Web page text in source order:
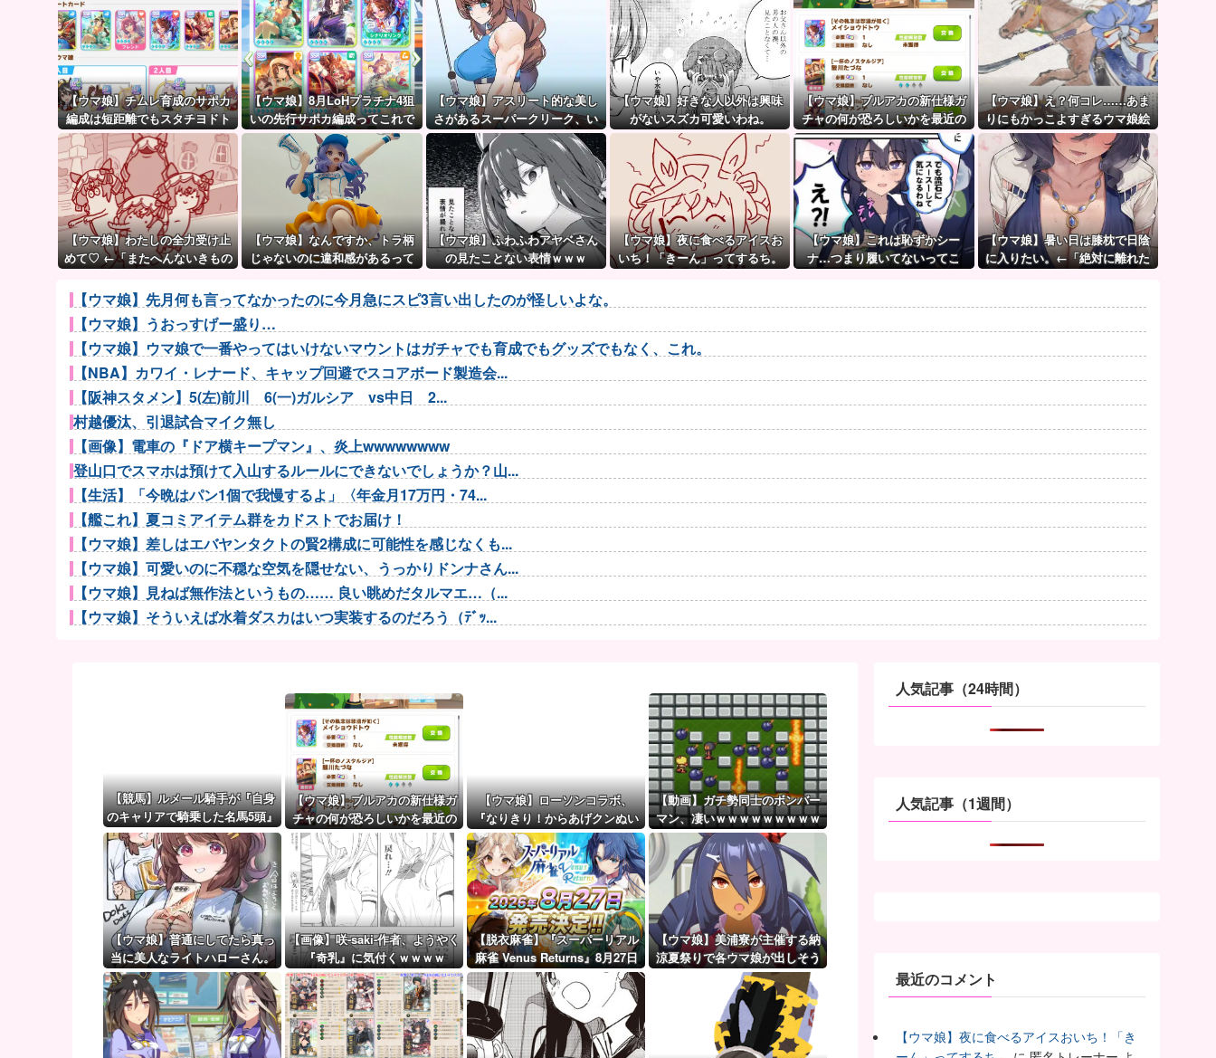
【ウマ娘】チムレ育成のサポカ
編成は短距離でもスタチヨドト
ウを編成するってマジ！？ 根性
サポカを編成していた意味…
【ウマ娘】8月LoHプラチナ4狙
いの先行サポカ編成ってこれで
大丈夫？
【ウマ娘】アスリート的な美し
さがあるスーパークリーク、い
いよね…
【ウマ娘】好きな人以外は興味
がないスズカ可愛いわね。
【ウマ娘】ブルアカの新仕様ガ
チャの何が恐ろしいかを最近の
ウマ娘ガチャに例えると…地獄
だな？
【ウマ娘】え？何コレ……あま
りにもかっこよすぎるウマ娘絵
巻。
【ウマ娘】わたしの全力受け止
めて♡ ←「またへんないきもの
【ウマ娘】なんですか、トラ柄
じゃないのに違和感があるって
【ウマ娘】ふわふわアヤベさん
の見たことない表情ｗｗｗ
【ウマ娘】夜に食べるアイスお
いち！「きーん」ってするち。
【ウマ娘】これは恥ずかシー
ナ…つまり履いてないってこ
【ウマ娘】暑い日は膝枕で日陰
に入りたい。←「絶対に離れた
【ウマ娘】先月何も言ってなかったのに今月急にスピ3言い出したのが怪しいよな。
【ウマ娘】うおっすげー盛り…
【ウマ娘】ウマ娘で一番やってはいけないマウントはガチャでも育成でもグッズでもなく、これ。
【NBA】カワイ・レナード、キャップ回避でスコアボード製造会...
【阪神スタメン】5(左)前川 6(一)ガルシア vs中日 2...
村越優汰、引退試合マイク無し
【画像】電車の『ドア横キープマン』、炎上wwwwwwww
登山口でスマホは預けて入山するルールにできないでしょうか？山...
【生活】「今晩はパン1個で我慢するよ」〈年金月17万円・74...
【艦これ】夏コミアイテム群をカドストでお届け！
【ウマ娘】差しはエバヤンタクトの賢2構成に可能性を感じなくも...
【ウマ娘】可愛いのに不穏な空気を隠せない、うっかりドンナさん...
【ウマ娘】見ねば無作法というもの…… 良い眺めだタルマエ…（...
【ウマ娘】そういえば水着ダスカはいつ実装するのだろう（ﾃﾞｯ...
Switch『カルドセプト ザ ファースト』1,858 本
【動画】自動ドアの仕組みを理解した富山のツバメが賢い。
【熊本地震】発生後に居酒屋店内から温泉が吹き出す ← これ前...
【5期該当者なし】乃木坂46金川紗耶、rienda 20周年...
【試合実況】ヤクルトvs巨人 8/7/18:00 先発 奥川...
ライオンズ対ホークス 18:00～（ベルーナドーム)
【ウマ娘】（審議）無凸ブーケと完凸シャカール、中距離先行編成...
【ウマ娘】覚醒Lv6、7の解放が今後2か月置きに実装予定！第...
【競馬】ルメール騎手が『自身
のキャリアで騎乗した名馬5頭』
を語る
【ウマ娘】ブルアカの新仕様ガ
チャの何が恐ろしいかを最近の
ウマ娘ガチャに例えると…地獄
だな？
【ウマ娘】ローソンコラボ、
『なりきり！からあげクンぬい
ぐるみ』などの追加グッズ情報
公開
【動画】ガチ勢同士のボンバー
マン、凄いｗｗｗｗｗｗｗｗｗ
ｗｗｗ
【ウマ娘】普通にしてたら真っ
当に美人なライトハローさん。
（結局飲んでしまう）
【画像】咲-saki-作者、ようやく
『奇乳』に気付くｗｗｗｗ
【脱衣麻雀】『スーパーリアル
麻雀 Venus Returns』8月27日
に発売決定！
【ウマ娘】美浦寮が主催する納
涼夏祭りで各ウマ娘が出しそう
な催し物
人気記事（24時間）
人気記事（1週間）
最近のコメント
【ウマ娘】夜に食べるアイスおいち！「き